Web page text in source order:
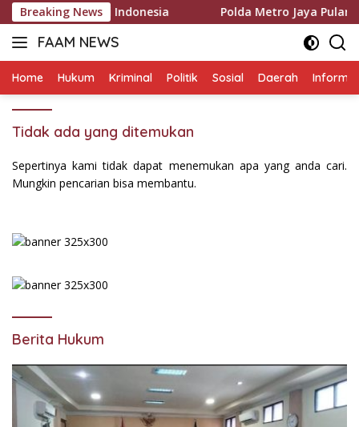
Langsung
ke
konten
Breaking News
Hutang di Indonesia Polda Metro Jaya Pulangkan
FAAM NEWS
Mengungkap
Mengawal
Home Hukum Kriminal Politik Sosial Daerah
Tidak ada yang ditemukan
Sepertinya kami tidak dapat menemukan apa yang anda cari.
Mungkin pencarian bisa membantu.
Berita Hukum